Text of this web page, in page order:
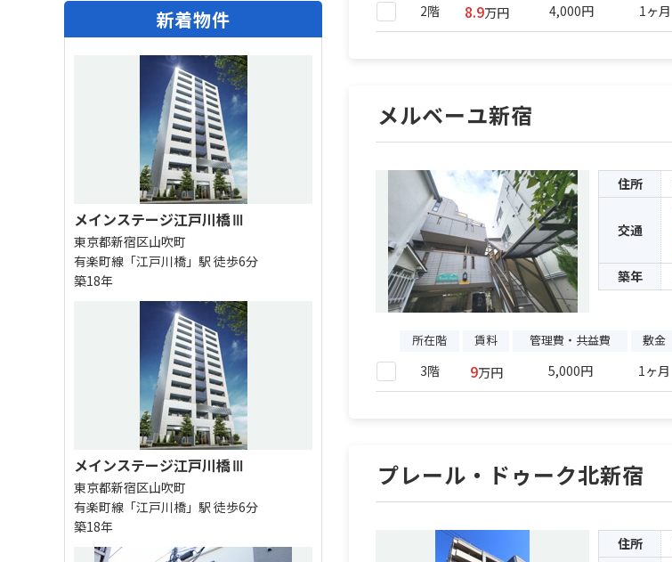
2階 8.9万円 4,000円 1ヶ月
メルベーユ新宿
住所
交通
築年
所在階 賃料 管理費・共益費 敷金
3階 9万円 5,000円 1ヶ月
プレール・ドゥーク北新宿
住所
新着物件
メインステージ江戸川橋Ⅲ
東京都新宿区山吹町
有楽町線「江戸川橋」駅 徒歩6分
築18年
メインステージ江戸川橋Ⅲ
東京都新宿区山吹町
有楽町線「江戸川橋」駅 徒歩6分
築18年